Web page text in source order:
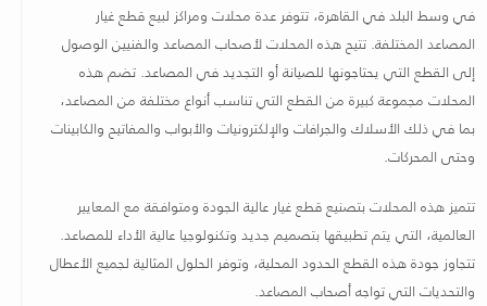
في وسط البلد في القاهرة، تتوفر عدة محلات ومراكز لبيع قطع غيار
المصاعد المختلفة. تتيح هذه المحلات لأصحاب المصاعد والفنيين الوصول
إلى القطع التي يحتاجونها للصيانة أو التجديد في المصاعد. تضم هذه
المحلات مجموعة كبيرة من القطع التي تناسب أنواع مختلفة من المصاعد،
بما في ذلك الأسلاك والجرافات والإلكترونيات والأبواب والمفاتيح والكابينات
وحتى المحركات.
تتميز هذه المحلات بتصنيع قطع غيار عالية الجودة ومتوافقة مع المعايير
العالمية، التي يتم تطبيقها بتصميم جديد وتكنولوجيا عالية الأداء للمصاعد.
تتجاوز جودة هذه القطع الحدود المحلية، وتوفر الحلول المثالية لجميع الأعطال
والتحديات التي تواجه أصحاب المصاعد.